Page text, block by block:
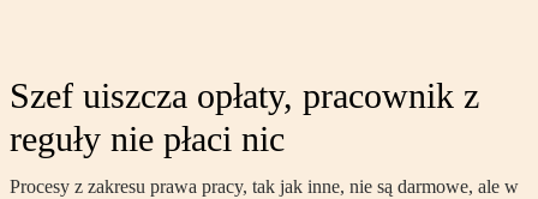
Szef uiszcza opłaty, pracownik z
reguły nie płaci nic
Procesy z zakresu prawa pracy, tak jak inne, nie są darmowe, ale w